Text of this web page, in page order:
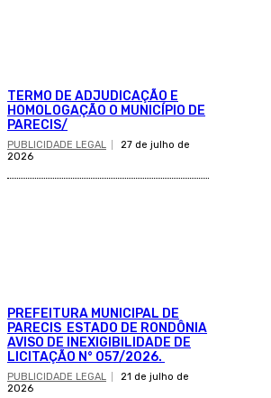
TERMO DE ADJUDICAÇÃO E
HOMOLOGAÇÃO O MUNICÍPIO DE
PARECIS/
PUBLICIDADE LEGAL
27 de julho de
2026
PREFEITURA MUNICIPAL DE
PARECIS ESTADO DE RONDÔNIA
AVISO DE INEXIGIBILIDADE DE
LICITAÇÃO N° 057/2026.
PUBLICIDADE LEGAL
21 de julho de
2026